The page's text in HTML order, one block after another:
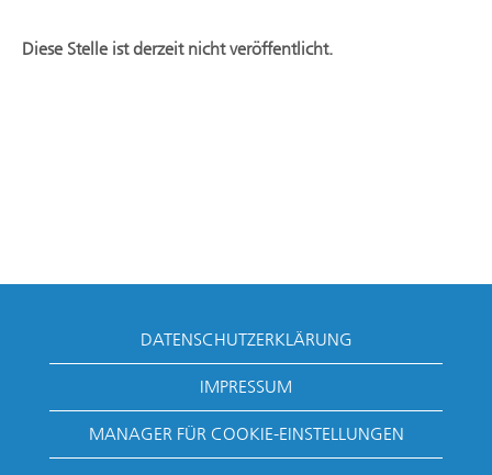
Diese Stelle ist derzeit nicht veröffentlicht.
DATENSCHUTZERKLÄRUNG
IMPRESSUM
MANAGER FÜR COOKIE-EINSTELLUNGEN